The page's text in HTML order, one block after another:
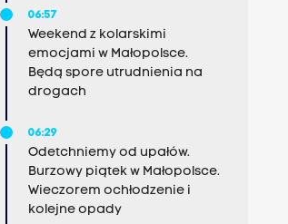
06:57
Weekend z kolarskimi
emocjami w Małopolsce.
Będą spore utrudnienia na
drogach
06:29
Odetchniemy od upałów.
Burzowy piątek w Małopolsce.
Wieczorem ochłodzenie i
kolejne opady